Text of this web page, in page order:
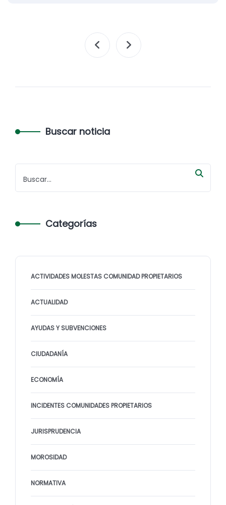
Buscar noticia
Categorías
ACTIVIDADES MOLESTAS COMUNIDAD PROPIETARIOS
ACTUALIDAD
AYUDAS Y SUBVENCIONES
CIUDADANÍA
ECONOMÍA
INCIDENTES COMUNIDADES PROPIETARIOS
JURISPRUDENCIA
MOROSIDAD
NORMATIVA